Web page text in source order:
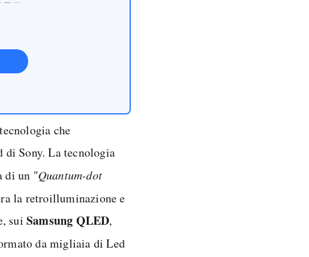
che
di Sony. La tecnologia
di un "Quantum-dot
la retroilluminazione e
suiSamsung QLED,
da migliaia di Led